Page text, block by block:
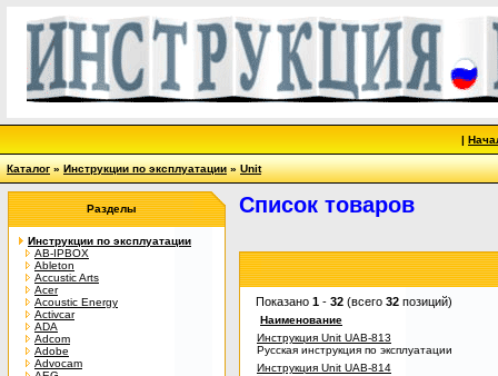
|
Каталог»Инструкции по эксплуатации»Unit
Разделы
Инструкции по эксплуатации
AB-IPBOX
Ableton
Accustic Arts
Acer
Acoustic Energy
Activcar
ADA
Adcom
Adobe
Advocam
Список товаров
Показано 1 - 32 (всего 32 позиций)
Наименование
Инструкция Unit UAB-813
Русская инструкция по эксплуатации
Инструкция Unit UAB-814